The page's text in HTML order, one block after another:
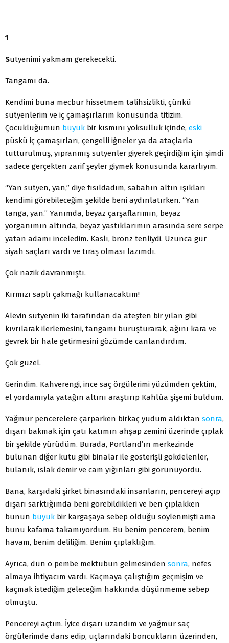
1
Sutyenimi yakmam gerekecekti.
Tangamı da.
Kendimi buna mecbur hissetmem talihsizlikti, çünkü
sutyenlerim ve iç çamaşırlarım konusunda titizim.
Çocukluğumun büyük bir kısmını yoksulluk içinde, eski
püskü iç çamaşırları, çengelli iğneler ya da ataçlarla
tutturulmuş, yıpranmış sutyenler giyerek geçirdiğim için şimdi
sadece gerçekten zarif şeyler giymek konusunda kararlıyım.
“Yan sutyen, yan,” diye fısıldadım, sabahın altın ışıkları
kendimi görebileceğim şekilde beni aydınlatırken. “Yan
tanga, yan.” Yanımda, beyaz çarşaflarımın, beyaz
yorganımın altında, beyaz yastıklarımın arasında sere serpe
yatan adamı inceledim. Kaslı, bronz tenliydi. Uzunca gür
siyah saçları vardı ve tıraş olması lazımdı.
Çok nazik davranmıştı.
Kırmızı saplı çakmağı kullanacaktım!
Alevin sutyenin iki tarafından da ateşten bir yılan gibi
kıvrılarak ilerlemesini, tangamı buruşturarak, ağını kara ve
gevrek bir hale getirmesini gözümde canlandırdım.
Çok güzel.
Gerindim. Kahverengi, ince saç örgülerimi yüzümden çektim,
el yordamıyla yatağın altını araştırıp Kahlúa şişemi buldum.
Yağmur pencerelere çarparken birkaç yudum aldıktan sonra,
dışarı bakmak için çatı katımın ahşap zemini üzerinde çıplak
bir şekilde yürüdüm. Burada, Portland’ın merkezinde
bulunan diğer kutu gibi binalar ile gösterişli gökdelenler,
bulanık, ıslak demir ve cam yığınları gibi görünüyordu.
Bana, karşıdaki şirket binasındaki insanların, pencereyi açıp
dışarı sarktığımda beni görebildikleri ve ben çıplakken
bunun büyük bir kargaşaya sebep olduğu söylenmişti ama
bunu kafama takamıyordum. Bu benim pencerem, benim
havam, benim deliliğim. Benim çıplaklığım.
Ayrıca, dün o pembe mektubun gelmesinden sonra, nefes
almaya ihtiyacım vardı. Kaçmaya çalıştığım geçmişim ve
kaçmak istediğim geleceğim hakkında düşünmeme sebep
olmuştu.
Pencereyi açtım. İyice dışarı uzandım ve yağmur saç
örgülerimde dans edip, uçlarındaki boncukların üzerinden,